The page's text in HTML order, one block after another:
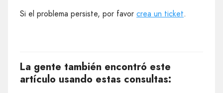
Si el problema persiste, por favor crea un ticket.
La gente también encontró este
artículo usando estas consultas: